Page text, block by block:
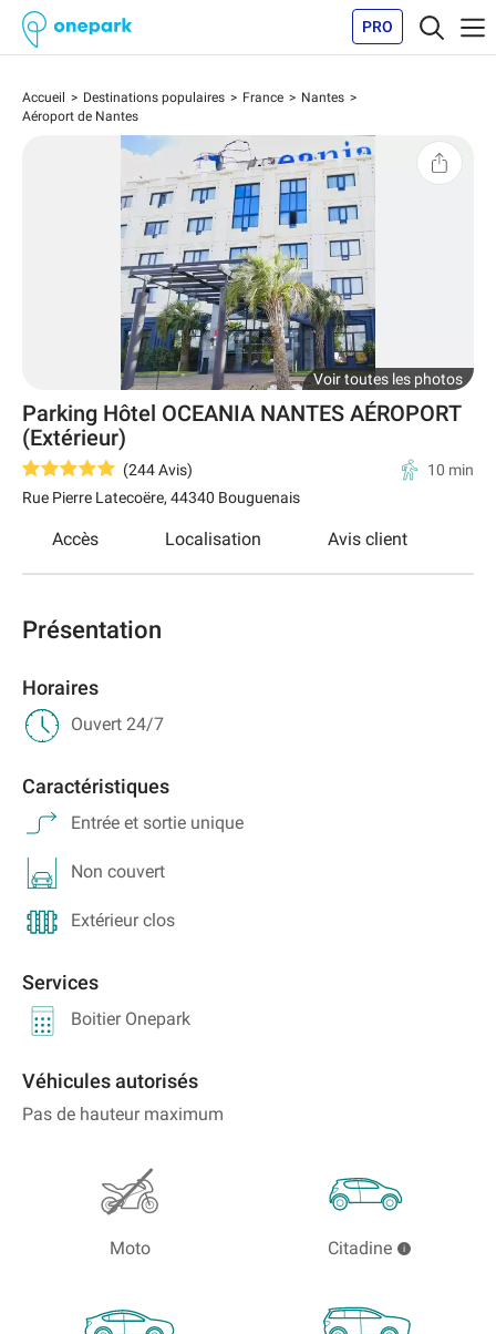
PRO
Accueil Destinations populaires France
Nantes
Aéroport de Nantes
Voir toutes les photos
Parking Hôtel OCEANIA NANTES AÉROPORT
(Extérieur)
(244Avis)
10 min
Rue Pierre Latecoëre, 44340 Bouguenais
Accès Localisation Avis client
Présentation
Horaires
Ouvert 24/7
Caractéristiques
Entrée et sortie unique
Non couvert
Extérieur clos
Services
Boitier Onepark
Véhicules autorisés
Pas de hauteur maximum
Moto Citadine